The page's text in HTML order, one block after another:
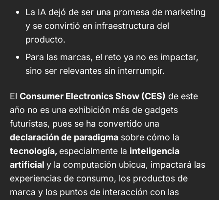
La IA dejó de ser una promesa de marketing
y se convirtió en infraestructura del
producto.
Para las marcas, el reto ya no es impactar,
sino ser relevantes sin interrumpir.
El Consumer Electronics Show (CES) de este
año no es una exhibición más de gadgets
futuristas, pues se ha convertido una
declaración de paradigma sobre cómo la
tecnología, especialmente la inteligencia
artificial y la computación ubicua, impactará las
experiencias de consumo, los productos de
marca y los puntos de interacción con las